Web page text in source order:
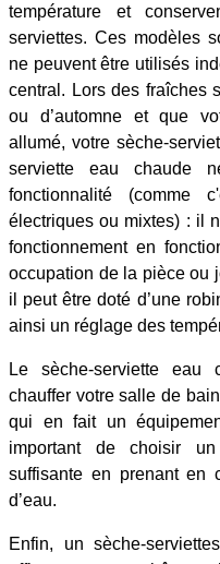
température et
serviettes. Ces modèles
ne peuvent être utilisés
central. Lors des fraîches
ou d’automne et que
allumé, votre sèche-
serviette eau chaude
fonctionnalité
électriques ou mixtes) : il
fonctionnement en
occupation de la pièce ou
il peut être doté d’une
ainsi un réglage des
Le sèche-serviette eau
chauffer votre salle de
qui en fait un
important de choisir
suffisante en prenant en
d’eau.
Enfin, un sèche-